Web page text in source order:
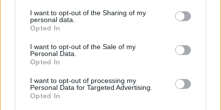
I want to opt-out of the Sharing of my
personal data.
Opted In
I want to opt-out of the Sale of my
Personal Data.
Opted In
I want to opt-out of processing my
Personal Data for Targeted Advertising.
Opted In
vuoksi
näytöksessä – yleisö poistui paikalta